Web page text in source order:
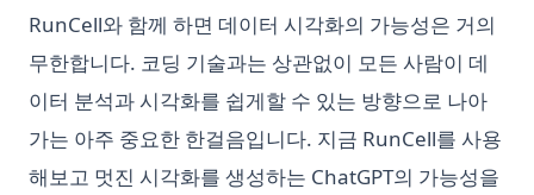
RunCell와 함께 하면 데이터 시각화의 가능성은 거의
무한합니다. 코딩 기술과는 상관없이 모든 사람이 데
이터 분석과 시각화를 쉽게할 수 있는 방향으로 나아
가는 아주 중요한 한걸음입니다. 지금 RunCell를 사용
해보고 멋진 시각화를 생성하는 ChatGPT의 가능성을